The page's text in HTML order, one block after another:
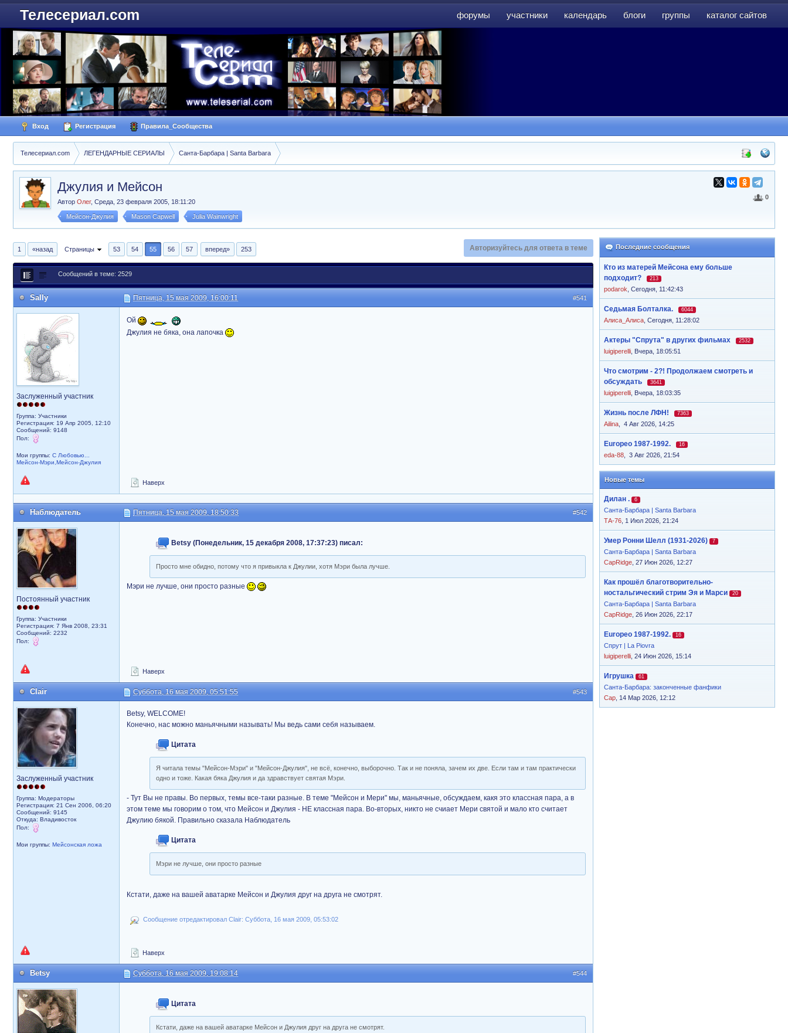
форумы участники календарь блоги группы каталог сайтов
Телесериал.com
Вход Регистрация Правила_Сообщества
Телесериал.com ЛЕГЕНДАРНЫЕ СЕРИАЛЫ Санта-Барбара | Santa Barbara
0
Джулия и Мейсон
Автор Олег, Среда, 23 февраля 2005, 18:11:20
Мейсон-Джулия Mason Capwell Julia Wainwright
Последние сообщения
Кто из матерей Мейсона ему больше
подходит?
213
podarok Сегодня, 11:42:43
Седьмая Болталка. 6044
Алиса_Алиса Сегодня, 11:28:02
Актеры "Спрута" в других фильмах 2532
luigiperelli Вчера, 18:05:51
Что смотрим - 2?! Продолжаем смотреть и
обсуждать
3641
luigiperelli Вчера, 18:03:35
Жизнь после ЛФН! 7363
Ailina 4 Авг 2026, 14:25
Europeo 1987-1992. 16
eda-88 3 Авг 2026, 21:54
Новые темы
Дилан . 6
Санта-Барбара | Santa Barbara
ТА-76 , 1 Июл 2026, 21:24
Умер Ронни Шелл (1931-2026) 7
Санта-Барбара | Santa Barbara
CapRidge , 27 Июн 2026, 12:27
Как прошёл благотворительно-
ностальгический стрим Эя и Марси
20
Санта-Барбара | Santa Barbara
CapRidge , 26 Июн 2026, 22:17
Europeo 1987-1992. 16
Спрут | La Piovra
luigiperelli , 24 Июн 2026, 15:14
Игрушка 61
Санта-Барбара: законченные фанфики
Cap , 14 Мар 2026, 12:12
1 «назад Страницы 53 54 55 56 57 вперед» 253 Авторизуйтесь для ответа в теме
Сообщений в теме: 2529
#541
Sally Пятница, 15 мая 2009, 16:00:11
Заслуженный участник
Группа: Участники
Регистрация: 19 Апр 2005, 12:10
Сообщений: 9148
Пол:
Мои группы: С Любовью...
Мейсон-Мэри,Мейсон-Джулия
Ой
Джулия не бяка, она лапочка
Наверх
#542
Наблюдатель Пятница, 15 мая 2009, 18:50:33
Постоянный участник
Группа: Участники
Регистрация: 7 Янв 2008, 23:31
Сообщений: 2232
Пол:
Betsy (Понедельник, 15 декабря 2008, 17:37:23) писал:
Просто мне обидно, потому что я привыкла к Джулии, хотя Мэри была лучше.
Мэри не лучше, они просто разные
Наверх
#543
Clair Суббота, 16 мая 2009, 05:51:55
Заслуженный участник
Группа: Модераторы
Регистрация: 21 Сен 2006, 06:20
Сообщений: 9145
Откуда: Владивосток
Пол:
Мои группы: Мейсонская ложа
Betsy, WELCOME!
Конечно, нас можно маньячными называть! Мы ведь сами себя называем.
Цитата
Я читала темы "Мейсон-Мэри" и "Мейсон-Джулия", не всё, конечно, выборочно. Так и не поняла, зачем их две. Если там и там практически
одно и тоже. Какая бяка Джулия и да здравствует святая Мэри.
- Тут Вы не правы. Во первых, темы все-таки разные. В теме "Мейсон и Мери" мы, маньячные, обсуждаем, какя это классная пара, а в
этом теме мы говорим о том, что Мейсон и Джулия - НЕ классная пара. Во-вторых, никто не счиает Мери святой и мало кто считает
Джулию бякой. Правильно сказала Наблюдатель
Цитата
Мэри не лучше, они просто разные
Кстати, даже на вашей аватарке Мейсон и Джулия друг на друга не смотрят.
Сообщение отредактировал Clair: Суббота, 16 мая 2009, 05:53:02
Наверх
#544
Betsy Суббота, 16 мая 2009, 19:08:14
Цитата
Кстати, даже на вашей аватарке Мейсон и Джулия друг на друга не смотрят.